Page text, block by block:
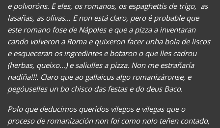
e polvoróns. E eles, os romanos, os espaghettis de trigo, as
lasañas, as olivas… E non está claro, pero é probable que
este romano fose de Nápoles e que a pizza a inventaran
cando volveron a Roma e quixeron facer unha bola de liscos
e esqueceran os ingredintes e botaron o que lles cadrou
(herbas, queixo…) e saliulles a pizza. Non me estrañaría
nadiña!!!. Claro que ao gallaicus algo romanizáronse, e
pegóuselles un bo chisco das festas e do deus Baco.
Polo que deducimos queridos vilegos e vilegas que o
proceso de romanización non foi como nolo teñen contado,